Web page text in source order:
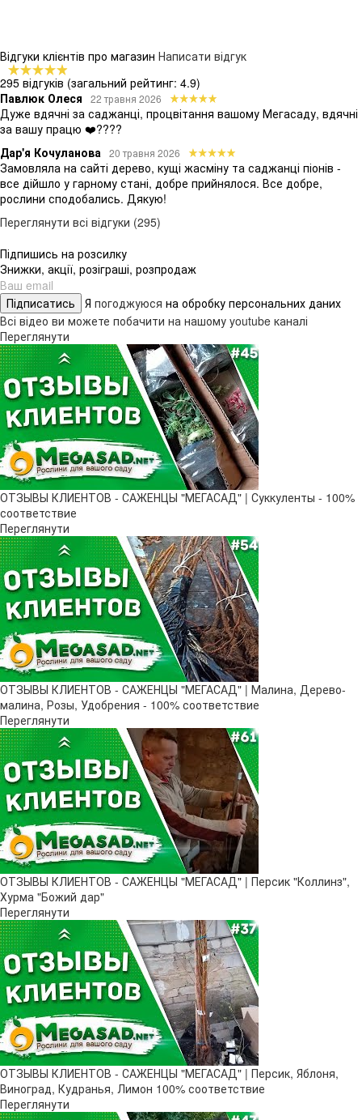
Відгуки клієнтів про магазин Написати відгук
295 відгуків (загальний рейтинг: 4.9)
Павлюк Олеся
22 травня 2026
Дуже вдячні за саджанці, процвітання вашому Мегасаду, вдячні
за вашу працю ❤️????
Дар'я Кочуланова 20 травня 2026
Замовляла на сайті дерево, кущі жасміну та саджанці піонів -
все дійшло у гарному стані, добре прийнялося. Все добре,
рослини сподобались. Дякую!
Переглянути всі відгуки (295)
Підпишись на розсилку
Знижки, акції, розіграші, розпродаж
Підписатись Я погоджуюся на обробку персональних даних
Всі відео ви можете побачити на нашому youtube каналі
Переглянути
ОТЗЫВЫ КЛИЕНТОВ - САЖЕНЦЫ "МЕГАСАД" | Суккуленты - 100%
соответствие
Переглянути
ОТЗЫВЫ КЛИЕНТОВ - САЖЕНЦЫ "МЕГАСАД" | Малина, Дерево-
малина, Розы, Удобрения - 100% соответствие
Переглянути
ОТЗЫВЫ КЛИЕНТОВ - САЖЕНЦЫ "МЕГАСАД" | Персик "Коллинз",
Хурма "Божий дар"
Переглянути
ОТЗЫВЫ КЛИЕНТОВ - САЖЕНЦЫ "МЕГАСАД" | Персик, Яблоня,
Виноград, Кудранья, Лимон 100% соответствие
Переглянути